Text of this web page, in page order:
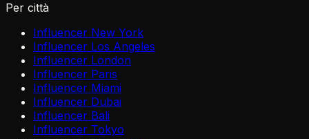
Per città
Influencer New York
Influencer Los Angeles
Influencer London
Influencer Paris
Influencer Miami
Influencer Dubai
Influencer Bali
Influencer Tokyo